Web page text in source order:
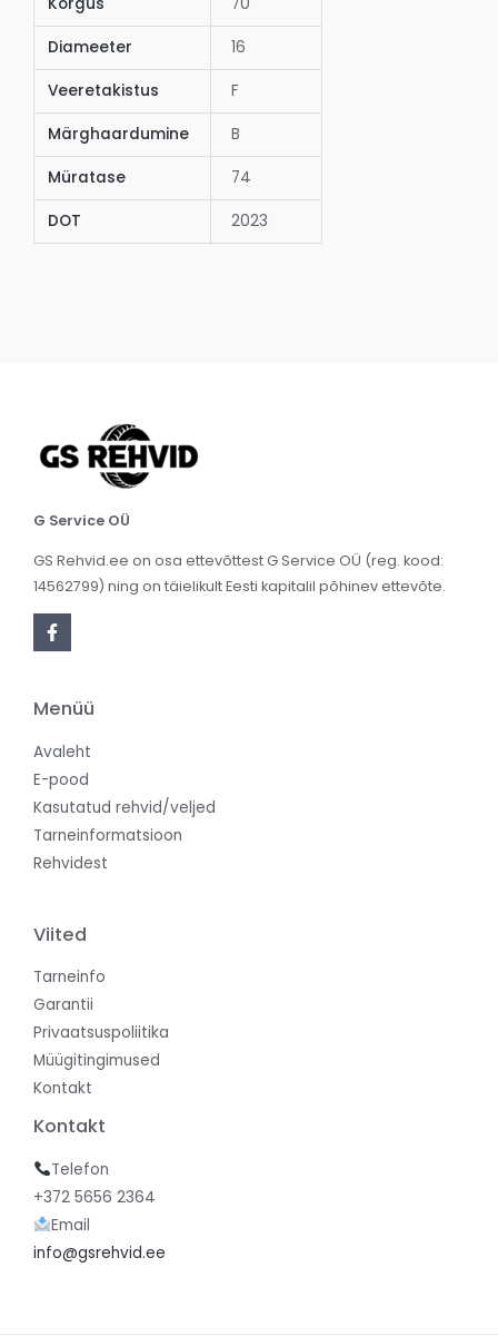
Diameeter 16
Veeretakistus F
Märghaardumine B
Müratase 74
DOT 2023
G Service OÜ
GS Rehvid.ee on osa ettevõttest G Service OÜ (reg. kood:
14562799) ning on täielikult Eesti kapitalil põhinev ettevõte.
Menüü
Avaleht
E-pood
Kasutatud rehvid/veljed
Tarneinformatsioon
Rehvidest
Viited
Tarneinfo
Garantii
Privaatsuspoliitika
Müügitingimused
Kontakt
Kontakt
Telefon
+372 5656 2364
Email
info@gsrehvid.ee